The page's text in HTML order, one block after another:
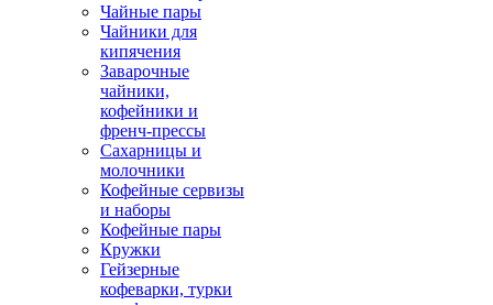
Чайные пары
Чайники для
кипячения
Заварочные
чайники,
кофейники и
френч-прессы
Сахарницы и
молочники
Кофейные сервизы
и наборы
Кофейные пары
Кружки
Гейзерные
кофеварки, турки